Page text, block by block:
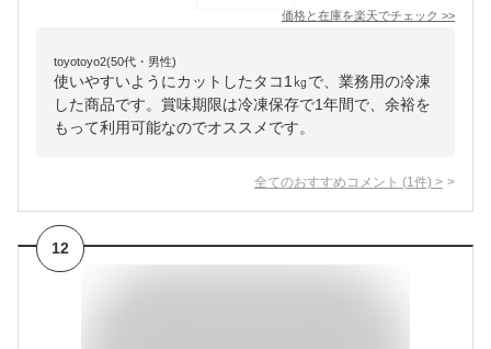
価格と在庫を楽天でチェック >>
toyotoyo2(50代・男性)
使いやすいようにカットしたタコ1㎏で、業務用の冷凍
した商品です。賞味期限は冷凍保存で1年間で、余裕を
もって利用可能なのでオススメです。
全てのおすすめコメント (1 件) >
12